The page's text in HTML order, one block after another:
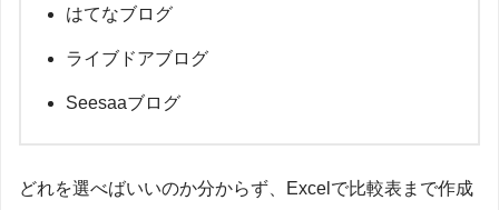
はてなブログ
ライブドアブログ
Seesaaブログ
どれを選べばいいのか分からず、Excelで比較表まで作成